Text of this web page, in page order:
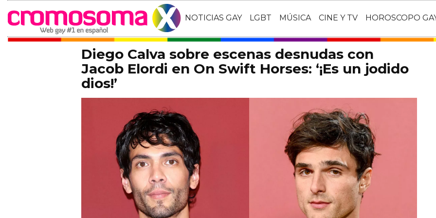
NOTICIAS GAY LGBT MÚSICA CINE Y TV HOROSCOPO
Diego Calva sobre escenas desnudas con
Jacob Elordi en On Swift Horses: ‘¡Es un jodido
dios!’